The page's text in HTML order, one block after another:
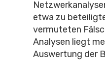
etwa zu
vermuteten
Analysen liegt
Auswertung der